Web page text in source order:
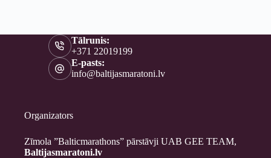
Tālrunis:
+371 22019199
E-pasts:
info@baltijasmaratoni.lv
Organizators
Zīmola ”Balticmarathons” pārstāvji UAB GEE TEAM,
Baltijasmaratoni.lv